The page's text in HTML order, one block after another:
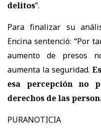
delitos”.
Para finalizar su
Encina sentenció: “Por
aumento de presos
aumenta la seguridad.
esa percepción no
derechos de las
PURANOTICIA